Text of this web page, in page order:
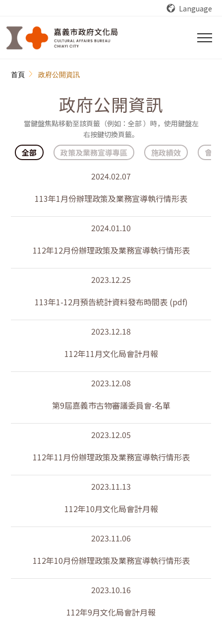
Language
首頁 政府公開資訊
政府公開資訊
當鍵盤焦點移動至該頁籤（例如：全部 ）時，使用鍵盤左
右按鍵切換頁籤。
全部 政策及業務宣導專區 施政績效 會計
2024.02.07
113年1月份辦理政策及業務宣導執行情形表
2024.01.10
112年12月份辦理政策及業務宣導執行情形表
2023.12.25
113年1-12月預告統計資料發布時間表 (pdf)
2023.12.18
112年11月文化局會計月報
2023.12.08
第9屆嘉義市古物審議委員會-名單
2023.12.05
112年11月份辦理政策及業務宣導執行情形表
2023.11.13
112年10月文化局會計月報
2023.11.06
112年10月份辦理政策及業務宣導執行情形表
2023.10.16
112年9月文化局會計月報